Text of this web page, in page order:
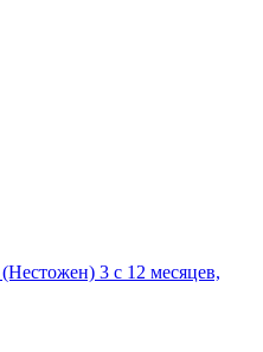
3 с 12 месяцев,